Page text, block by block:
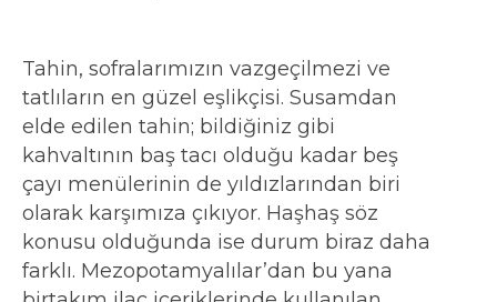
Tahin, sofralarımızın vazgeçilmezi ve
tatlıların en güzel eşlikçisi. Susamdan
elde edilen tahin; bildiğiniz gibi
kahvaltının baş tacı olduğu kadar beş
çayı menülerinin de yıldızlarından biri
olarak karşımıza çıkıyor. Haşhaş söz
konusu olduğunda ise durum biraz daha
farklı. Mezopotamyalılar’dan bu yana